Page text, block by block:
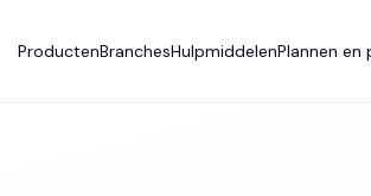
ProductenBranchesHulpmiddelenPlannen en